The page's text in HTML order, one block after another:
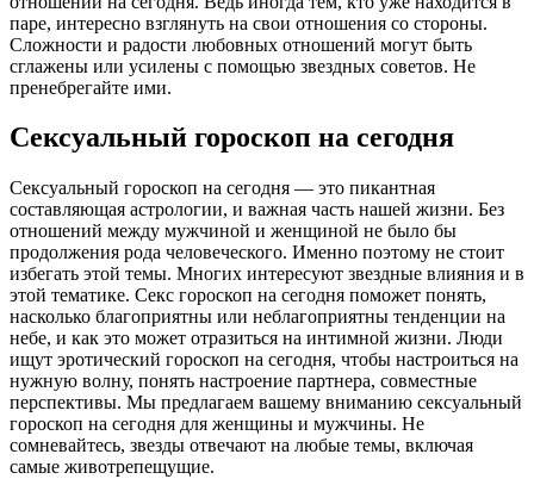
паре, интересно взглянуть на свои отношения со стороны.
Сложности и радости любовных отношений могут быть
сглажены или усилены с помощью звездных советов. Не
пренебрегайте ими.
Сексуальный гороскоп на сегодня
Сексуальный гороскоп на сегодня — это пикантная
составляющая астрологии, и важная часть нашей жизни. Без
отношений между мужчиной и женщиной не было бы
продолжения рода человеческого. Именно поэтому не стоит
избегать этой темы. Многих интересуют звездные влияния и в
этой тематике. Секс гороскоп на сегодня поможет понять,
насколько благоприятны или неблагоприятны тенденции на
небе, и как это может отразиться на интимной жизни. Люди
ищут эротический гороскоп на сегодня, чтобы настроиться на
нужную волну, понять настроение партнера, совместные
перспективы. Мы предлагаем вашему вниманию сексуальный
гороскоп на сегодня для женщины и мужчины. Не
сомневайтесь, звезды отвечают на любые темы, включая
самые животрепещущие.